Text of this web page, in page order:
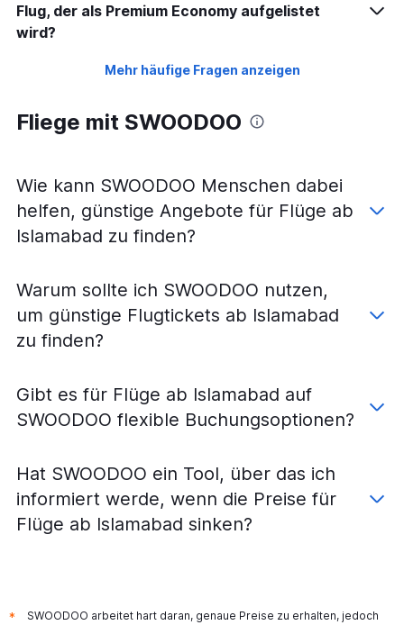
Flug, der als Premium Economy aufgelistet
wird?
Mehr häufige Fragen anzeigen
Fliege mit SWOODOO
Wie kann SWOODOO Menschen dabei
helfen, günstige Angebote für Flüge ab
Islamabad zu finden?
Warum sollte ich SWOODOO nutzen,
um günstige Flugtickets ab Islamabad
zu finden?
Gibt es für Flüge ab Islamabad auf
SWOODOO flexible Buchungsoptionen?
Hat SWOODOO ein Tool, über das ich
informiert werde, wenn die Preise für
Flüge ab Islamabad sinken?
*
SWOODOO arbeitet hart daran, genaue Preise zu erhalten, jedoch